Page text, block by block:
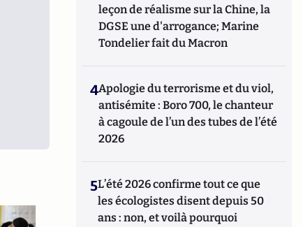
leçon de réalisme sur la Chine, la
DGSE une d'arrogance; Marine
Tondelier fait du Macron
4Apologie du terrorisme et du viol,
antisémite : Boro 700, le chanteur
à cagoule de l’un des tubes de l’été
2026
5L’été 2026 confirme tout ce que
les écologistes disent depuis 50
ans : non, et voilà pourquoi